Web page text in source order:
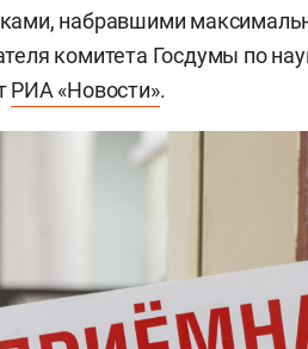
набравшими
комитета Госдумы по
РИА «Новости».